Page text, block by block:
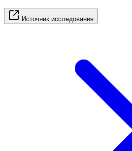
Источник исследования